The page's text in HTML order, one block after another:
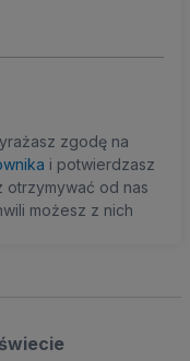
zgodę na
i potwierdzasz
otrzymywać od nas
możesz z nich